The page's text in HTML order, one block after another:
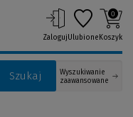
Szukaj
Wyszukiwanie
zaawansowane
ZalogujUlubione
0
Koszyk